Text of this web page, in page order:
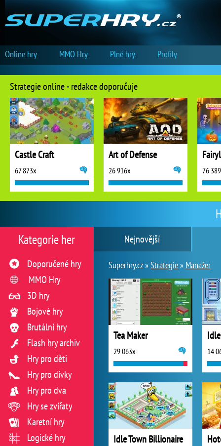
Nejnovější
Superhry.cz »Strategie» Manažer
Tea Maker
29 063x 14
Idle Town Billionaire
Kategorie her
Doporučené hry
MMO Hry
3D hry
Bojové hry
Brutální hry
Flash hry archiv
Hry pro děti
Hry pro dívky
Hry pro dva
Hry se zvířaty
Karetní hry
Logické hry
Strategie online - redakce doporučuje
Castle Craft
67 873x
Art of Defense
26 916x 76
Online hry MMO Hry Plné hry Profily